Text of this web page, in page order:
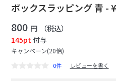
ボックスラッピング 青 -
800 円
（税込）
145pt 付与
キャンペーン(20倍)
0件 レビューを書く